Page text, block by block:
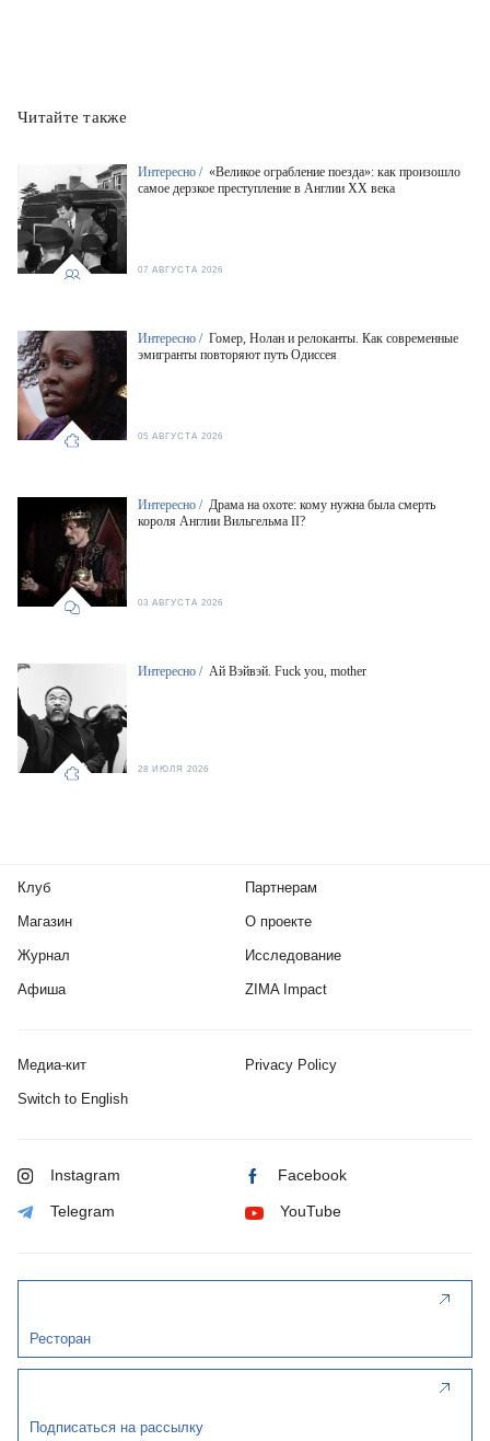
Читайте также
Интересно / «Великое ограбление поезда»: как произошло
самое дерзкое преступление в Англии XX века
07 АВГУСТА 2026
Интересно / Гомер, Нолан и релоканты. Как современные
эмигранты повторяют путь Одиссея
05 АВГУСТА 2026
Интересно / Драма на охоте: кому нужна была смерть
короля Англии Вильгельма II?
03 АВГУСТА 2026
Интересно / Ай Вэйвэй. Fuck you, mother
28 ИЮЛЯ 2026
Клуб
Магазин
Журнал
Афиша
Партнерам
О проекте
Исследование
ZIMA Impact
Медиа-кит Privacy Policy
Switch to English
Instagram Facebook
Telegram YouTube
Ресторан
Подписаться на рассылку